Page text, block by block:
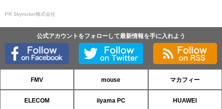
PR Skyrocket株式会社
公式アカウントをフォローして最新情報を手に入れよう
FMV mouse マカフィー
ELECOM iiyama PC HUAWEI